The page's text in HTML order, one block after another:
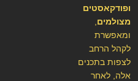
ופודקאסטים
מצולמים
ומאפשרת
לקהל הרחב
לצפות בתכנים
אלה, לאחר